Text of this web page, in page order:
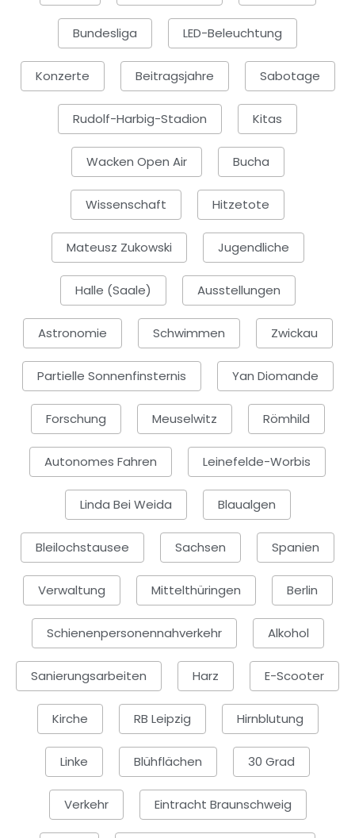
Bundesliga LED-Beleuchtung
Konzerte Beitragsjahre Sabotage
Rudolf-Harbig-Stadion Kitas
Wacken Open Air Bucha
Wissenschaft Hitzetote
Mateusz Zukowski Jugendliche
Halle (Saale) Ausstellungen
Astronomie Schwimmen Zwickau
Partielle Sonnenfinsternis Yan Diomande
Forschung Meuselwitz Römhild
Autonomes Fahren Leinefelde-Worbis
Linda Bei Weida Blaualgen
Bleilochstausee Sachsen Spanien
Verwaltung Mittelthüringen Berlin
Schienenpersonennahverkehr Alkohol
Sanierungsarbeiten Harz E-Scooter
Kirche RB Leipzig Hirnblutung
Linke Blühflächen 30 Grad
Verkehr Eintracht Braunschweig